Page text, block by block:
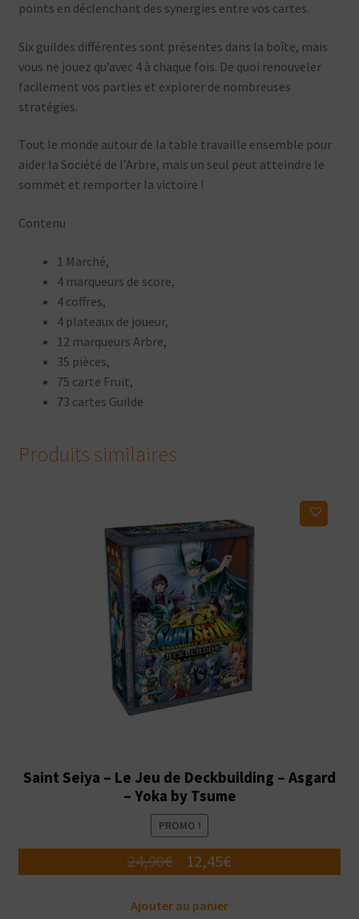
points en déclenchant des synergies entre vos cartes.
Six guildes différentes sont présentes dans la boîte, mais
vous ne jouez qu’avec 4 à chaque fois. De quoi renouveler
facilement vos parties et explorer de nombreuses
stratégies.
Tout le monde autour de la table travaille ensemble pour
aider la Société de l’Arbre, mais un seul peut atteindre le
sommet et remporter la victoire !
Contenu
1 Marché,
4 marqueurs de score,
4 coffres,
4 plateaux de joueur,
12 marqueurs Arbre,
35 pièces,
75 carte Fruit,
73 cartes Guilde
Produits similaires
Saint Seiya – Le Jeu de Deckbuilding – Asgard
– Yoka by Tsume
PROMO !
24,90€
Le
initial
12,45€
Ajouter au panier